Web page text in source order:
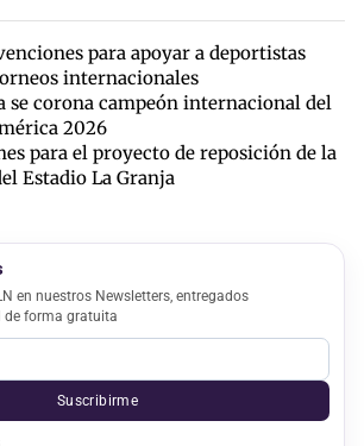
para apoyar a deportistas
internacionales
se corona campeón internacional del
2026
para el proyecto de reposición de la
Estadio La Granja
en nuestros Newsletters, entregados
de forma gratuita
Suscribirme